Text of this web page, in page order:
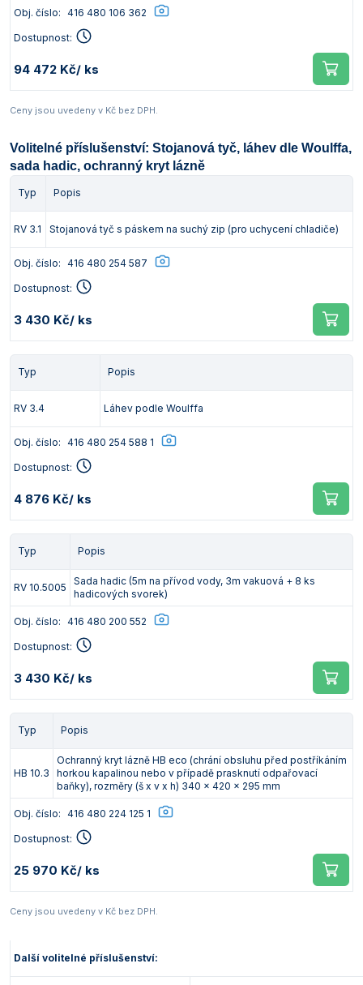
Obj. číslo: 416 480 106 362
Dostupnost:
94 472 Kč/ ks
Ceny jsou uvedeny v Kč bez DPH.
Volitelné příslušenství: Stojanová tyč, láhev dle Woulffa,
sada hadic, ochranný kryt lázně
Typ Popis
RV 3.1 Stojanová tyč s páskem na suchý zip (pro uchycení chladiče)
Obj. číslo: 416 480 254 587
Dostupnost:
3 430 Kč/ ks
Typ Popis
RV 3.4 Láhev podle Woulffa
Obj. číslo: 416 480 254 588 1
Dostupnost:
4 876 Kč/ ks
Typ Popis
RV 10.5005
Sada hadic (5m na přívod vody, 3m vakuová + 8 ks
hadicových svorek)
Obj. číslo: 416 480 200 552
Dostupnost:
3 430 Kč/ ks
Typ Popis
HB 10.3
Ochranný kryt lázně HB eco (chrání obsluhu před postříkáním
horkou kapalinou nebo v případě prasknutí odpařovací
baňky), rozměry (š x v x h) 340 x 420 x 295 mm
Obj. číslo: 416 480 224 125 1
Dostupnost:
25 970 Kč/ ks
Ceny jsou uvedeny v Kč bez DPH.
Další volitelné příslušenství: